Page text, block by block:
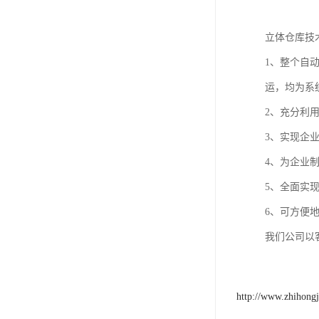
立体仓库技
1、整个自
运，均为系
2、充分利
3、实现企
4、为企业
5、全面实
6、可方便
我们公司以
http://